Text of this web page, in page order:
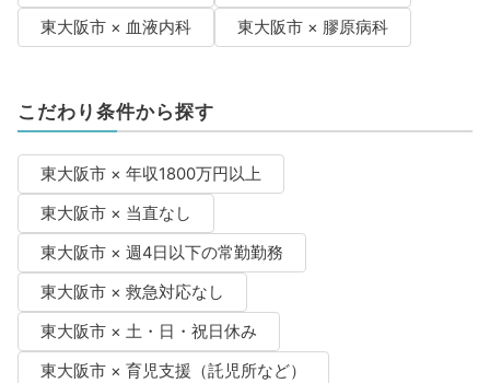
東大阪市 × 血液内科
東大阪市 × 膠原病科
こだわり条件から探す
東大阪市 × 年収1800万円以上
東大阪市 × 当直なし
東大阪市 × 週4日以下の常勤勤務
東大阪市 × 救急対応なし
東大阪市 × 土・日・祝日休み
東大阪市 × 育児支援（託児所など）